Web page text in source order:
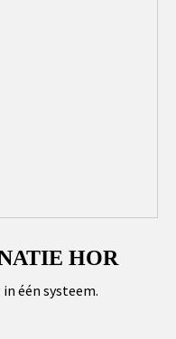
HOR
één systeem.